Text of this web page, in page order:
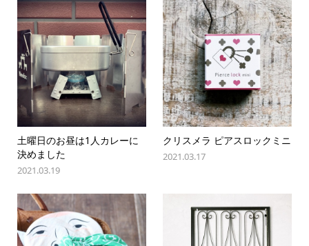
土曜日のお昼は1人カレーに
決めました
2021.03.19
クリスメラ ピアスロックミニ
2021.03.17